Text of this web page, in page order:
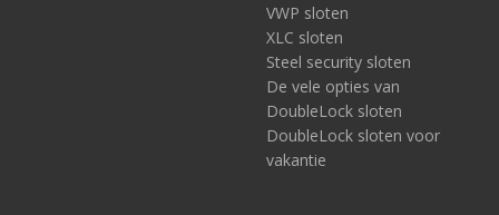
VWP sloten
XLC sloten
Steel security sloten
De vele opties van
DoubleLock sloten
DoubleLock sloten voor
vakantie